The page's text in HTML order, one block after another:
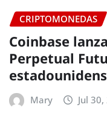
CRIPTOMONEDAS
Coinbase
Perpetual
Mary Jul